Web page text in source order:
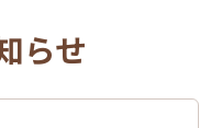
らせ